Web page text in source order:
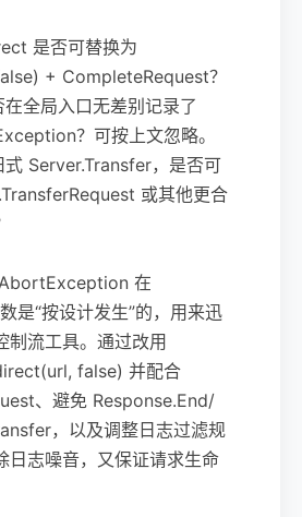
是否可替换为
+ CompleteRequest？
全局入口无差别记录了
？可按上文忽略。
Server.Transfer，是否可
或其他更合
在
是“按设计发生”的，用来迅
制流工具。通过改用
false) 并配合
、避免 Response.End/
，以及调整日志过滤规
日志噪音，又保证请求生命